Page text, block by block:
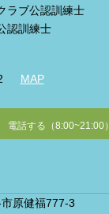
ラブ公認訓練士
認訓練士
MAP
電話する（8:00~21:00）
原健福777-3